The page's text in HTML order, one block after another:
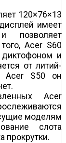
120×76×13
имеет
позволяет
Acer S60
и
от литий-
Acer S50 он
Acer
моделям
слота
прокрутки.